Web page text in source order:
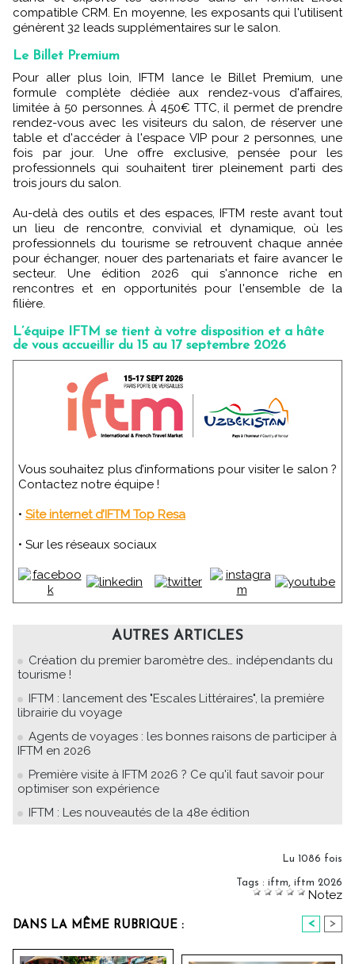
compatible CRM. En moyenne, les exposants qui l'utilisent
génèrent 32 leads supplémentaires sur le salon.
Le Billet Premium
Pour aller plus loin, IFTM lance le Billet Premium, une
formule complète dédiée aux rendez-vous d'affaires,
limitée à 50 personnes. À 450€ TTC, il permet de prendre
rendez-vous avec les visiteurs du salon, de réserver une
table et d'accéder à l'espace VIP pour 2 personnes, une
fois par jour. Une offre exclusive, pensée pour les
professionnels qui souhaitent tirer pleinement parti des
trois jours du salon.
Au-delà des outils et des espaces, IFTM reste avant tout
un lieu de rencontre, convivial et dynamique, où les
professionnels du tourisme se retrouvent chaque année
pour échanger, nouer des partenariats et faire avancer le
secteur. Une édition 2026 qui s'annonce riche en
rencontres et en opportunités pour l'ensemble de la
filière.
L’équipe IFTM se tient à votre disposition et a hâte
de vous accueillir du 15 au 17 septembre 2026
Vous souhaitez plus d’informations pour visiter le salon ?
Contactez notre équipe !
• Site internet d’IFTM Top Resa
• Sur les réseaux sociaux
AUTRES ARTICLES
Création du premier baromètre des… indépendants du
tourisme !
IFTM : lancement des "Escales Littéraires", la première
librairie du voyage
Agents de voyages : les bonnes raisons de participer à
IFTM en 2026
Première visite à IFTM 2026 ? Ce qu'il faut savoir pour
optimiser son expérience
IFTM : Les nouveautés de la 48e édition
Lu 1086 fois
Tags : iftm, iftm 2026
Notez
DANS LA MÊME RUBRIQUE : < >